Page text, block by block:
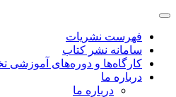
فهرست نشریات
سامانه نشر کتاب
کارگاه‌ها و دوره‌های
درباره ما
درباره ما